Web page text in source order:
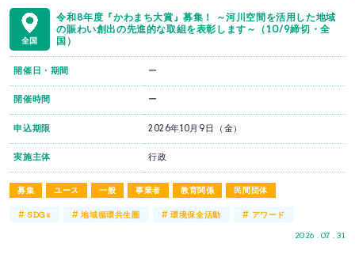
全国
令和8年度『かわまち大賞』募集！ ～河川空間を活用した地域
の賑わい創出の先進的な取組を表彰します～（10/9締切・全
国）
募集 ユース 一般 事業者 教育関係 民間団体
2026 . 07 . 31
開催日・期間 ー
開催時間 ー
申込期限 2026年10月9日（金）
実施主体 行政
#SDGs #地域循環共生圏 #環境保全活動 # アワード